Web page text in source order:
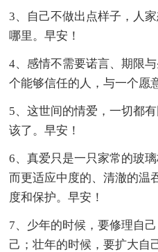
3、自己不做出点样子，人
哪里。早安！
4、感情不需要诺言、期限
个能够信任的人，与一个愿
5、这世间的情爱，一切都
该了。早安！
6、真爱只是一只家常的玻
而更适应中度的、清澈的温
度和保护。早安！
7、少年的时候，要修理自
己；壮年的时候，要扩大自